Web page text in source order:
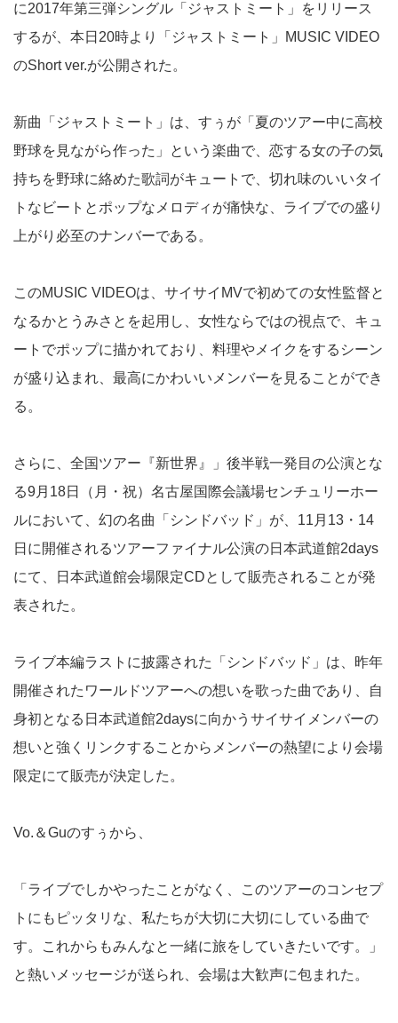
に2017年第三弾シングル「ジャストミート」をリリース
するが、本日20時より「ジャストミート」MUSIC VIDEO
のShort ver.が公開された。
新曲「ジャストミート」は、すぅが「夏のツアー中に高校
野球を見ながら作った」という楽曲で、恋する女の子の気
持ちを野球に絡めた歌詞がキュートで、切れ味のいいタイ
トなビートとポップなメロディが痛快な、ライブでの盛り
上がり必至のナンバーである。
このMUSIC VIDEOは、サイサイMVで初めての女性監督と
なるかとうみさとを起用し、女性ならではの視点で、キュ
ートでポップに描かれており、料理やメイクをするシーン
が盛り込まれ、最高にかわいいメンバーを見ることができ
る。
さらに、全国ツアー『新世界』」後半戦一発目の公演とな
る9月18日（月・祝）名古屋国際会議場センチュリーホー
ルにおいて、幻の名曲「シンドバッド」が、11月13・14
日に開催されるツアーファイナル公演の日本武道館2days
にて、日本武道館会場限定CDとして販売されることが発
表された。
ライブ本編ラストに披露された「シンドバッド」は、昨年
開催されたワールドツアーへの想いを歌った曲であり、自
身初となる日本武道館2daysに向かうサイサイメンバーの
想いと強くリンクすることからメンバーの熱望により会場
限定にて販売が決定した。
Vo.＆Guのすぅから、
「ライブでしかやったことがなく、このツアーのコンセプ
トにもピッタリな、私たちが大切に大切にしている曲で
す。これからもみんなと一緒に旅をしていきたいです。」
と熱いメッセージが送られ、会場は大歓声に包まれた。